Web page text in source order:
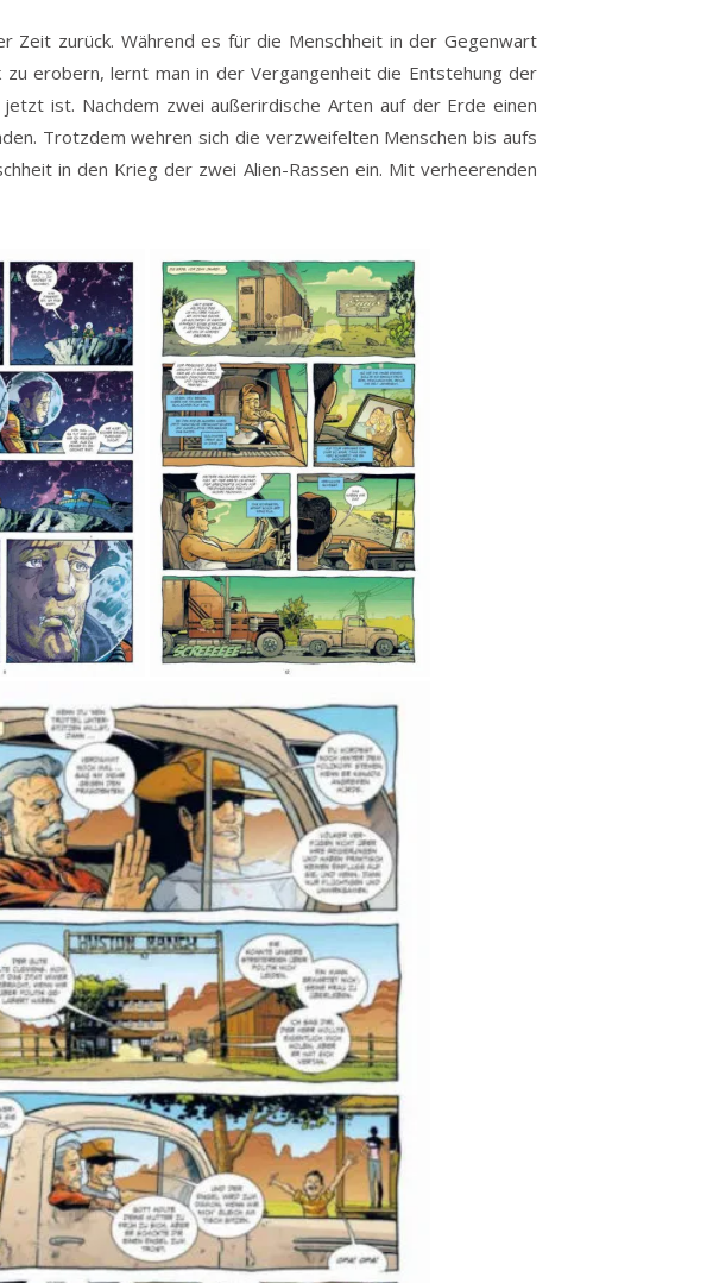
Zeit zurück. Während es für die Menschheit in der Gegenwart
erobern, lernt man in der Vergangenheit die Entstehung der
ist. Nachdem zwei außerirdische Arten auf der Erde einen
Trotzdem wehren sich die verzweifelten Menschen bis aufs
in den Krieg der zwei Alien-Rassen ein. Mit verheerenden